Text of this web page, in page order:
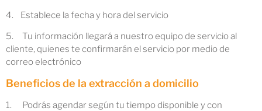
4. Establece la fecha y hora del servicio
5. Tu información llegará a nuestro equipo de servicio al
cliente, quienes te confirmarán el servicio por medio de
correo electrónico
Beneficios de la extracción a domicilio
1. Podrás agendar según tu tiempo disponible y con